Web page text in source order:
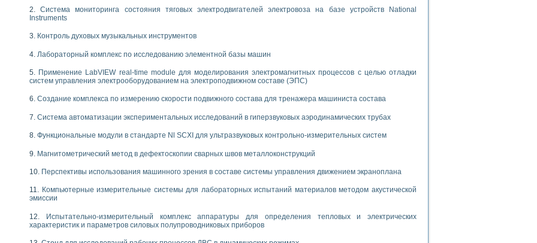
характеристик солнечных элементов и модулей
анализа в медицинской эндоскопии
программно - аппаратного комплекса NI - Motion
газовых пузырьков по данным эхолокационного зондирования с применением технологии виртуальных приборов
INSTRUMENTS для автоматизации процесса очистки сточных вод в мембранном биореакторе
стенда для исследования плазменных процессов синтеза нанопорошков
дифракционные датчики малых перемещений и колебаний
свойств сегнетоэлектриков методом тепловых шумов
импедансный томограф на базе платы сбора данных PCI 6052E
металлообрабатывающих станков
процессов получения дисперсных продуктов на основе виртуальных приборов
переходных процессов при коротких замыканиях в узлах электрических нагрузок
Система мониторинга состояния тяговых электродвигателей электровоза на базе устройств National
Instruments
Контроль духовых музыкальных инструментов
Лабораторный комплекс по исследованию элементной базы машин
Применение LabVIEW real-time module для моделирования электромагнитных процессов с целью отладки
систем управления электрооборудованием на электроподвижном составе (ЭПС)
Создание комплекса по измерению скорости подвижного состава для тренажера машиниста состава
Система автоматизации экспериментальных исследований в гиперзвуковых аэродинамических трубах
Функциональные модули в стандарте Nl SCXI для ультразвуковых контрольно-измерительных систем
Магнитометрический метод в дефектоскопии сварных швов металлоконструкций
Перспективы использования машинного зрения в составе системы управления движением экраноплана
Компьютерные измерительные системы для лабораторных испытаний материалов методом акустической
эмиссии
Испытательно-измерительный комплекс аппаратуры для определения тепловых и электрических
характеристик и параметров силовых полупроводниковых приборов